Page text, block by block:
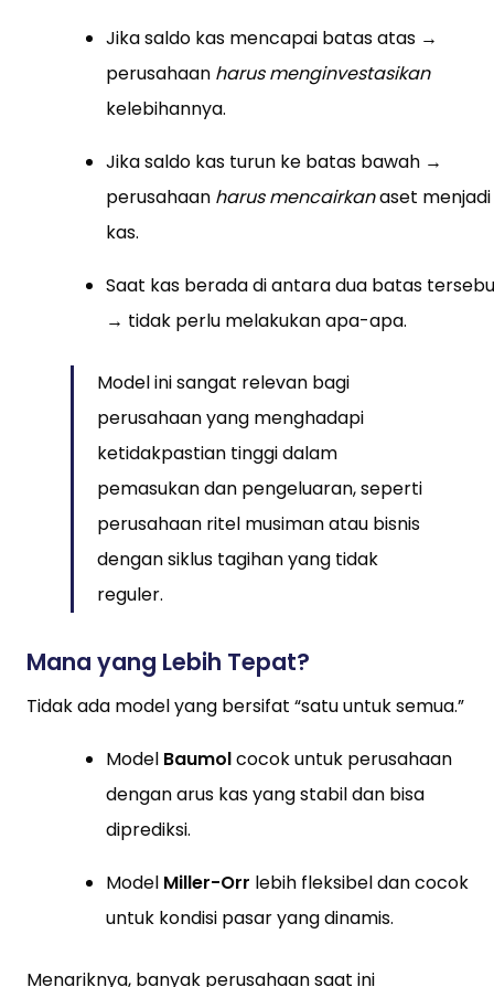
Jika saldo kas mencapai batas atas →
perusahaan harus menginvestasikan
kelebihannya.
Jika saldo kas turun ke batas bawah →
perusahaan harus mencairkanaset menjadi
kas.
Saat kas berada di antara dua batas
→ tidak perlu melakukan apa-apa.
Model ini sangat relevan bagi
perusahaan yang menghadapi
ketidakpastian tinggi dalam
pemasukan dan pengeluaran, seperti
perusahaan ritel musiman atau bisnis
dengan siklus tagihan yang tidak
reguler.
Mana yang Lebih Tepat?
Tidak ada model yang bersifat “satu untuk semua.”
Model Baumolcocok untuk perusahaan
dengan arus kas yang stabil dan bisa
diprediksi.
Model Miller-Orr lebih fleksibel dan cocok
untuk kondisi pasar yang dinamis.
Menariknya, banyak perusahaan saat ini